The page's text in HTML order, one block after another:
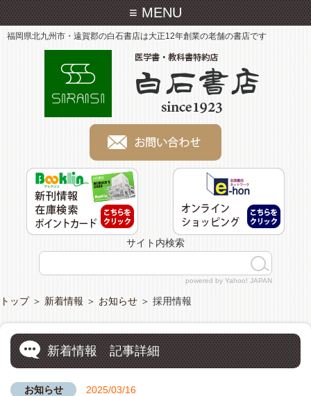
≡ MENU
福岡県北九州市・遠賀郡の白石書店は大正12年創業の老舗の書店です
サイト内検索
powered by Yahoo! JAPAN
トップ＞ 新着情報 ＞ お知らせ ＞ 採用情報
新着情報 記事詳細
お知らせ
2025/03/16